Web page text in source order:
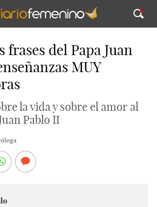
frases del Papa Juan
MUY
la vida y sobre el amor al
Pablo II